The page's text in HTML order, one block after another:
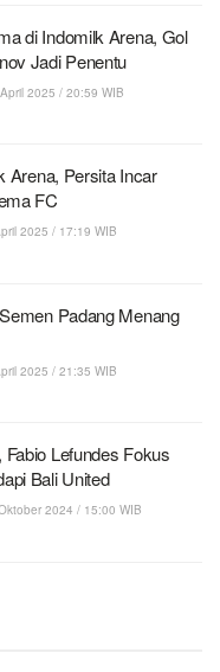
di Indomilk Arena, Gol
Jadi Penentu
2025 / 20:59 WIB
Arena, Persita Incar
FC
2025 / 17:19 WIB
Padang Menang
2025 / 21:35 WIB
Lefundes Fokus
Bali United
2024 / 15:00 WIB